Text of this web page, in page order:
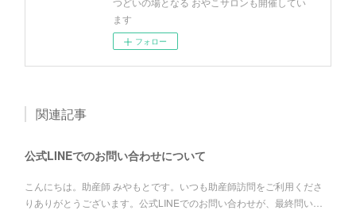
ます
フォロー
関連記事
公式LINEでのお問い合わせについて
こんにちは。助産師 みやもとです。いつも助産師訪問をご利用くださ
りありがとうございます。公式LINEでのお問い合わせが、最終問い…